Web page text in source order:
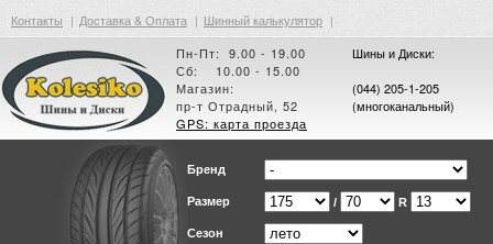
Контакты | Доставка & Оплата | Шинный калькулятор |
Пн-Пт: 9.00 - 19.00
Сб: 10.00 - 15.00
Магазин:
пр-т Отрадный, 52
GPS: карта проезда
Шины и Диски:
(044) 205-1-205
(многоканальный)
Бренд
Размер / R
Сезон